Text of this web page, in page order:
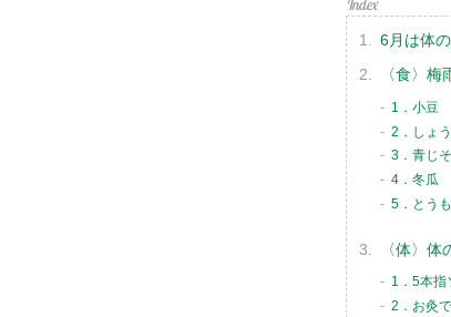
6月は体
〈食〉
1．小豆
2．しょ
3．青じそ
4．冬瓜
5．とう
〈体〉
1．5本指
2．お灸